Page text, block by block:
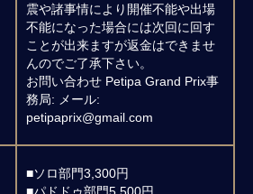
震や諸事情により開催不能や出場
不能になった場合には次回に回す
ことが出来ますが返金はできませ
んのでご了承下さい。
お問い合わせ Petipa Grand Prix事
務局: メール:
petipaprix@gmail.com
■ソロ部門3,300円